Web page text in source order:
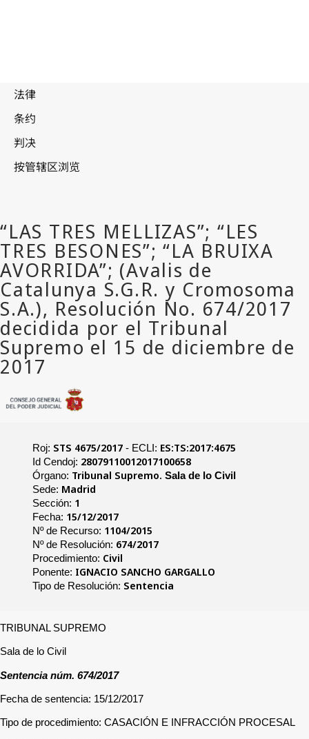
Roj: STS 4675/2017- ECLI: ES:TS:2017:4675
Id Cendoj: 28079110012017100658
Órgano: Tribunal Supremo. Sala de lo Civil
Sede: Madrid
Sección: 1
Fecha: 15/12/2017
Nº de Recurso: 1104/2015
Nº de Resolución: 674/2017
Procedimiento: Civil
Ponente: IGNACIO SANCHO GARGALLO
Tipo de Resolución: Sentencia
TRIBUNAL SUPREMO
Sala de lo Civil
Sentencia núm. 674/2017
Fecha de sentencia: 15/12/2017
Tipo de procedimiento: CASACIÓN E INFRACCIÓN PROCESAL